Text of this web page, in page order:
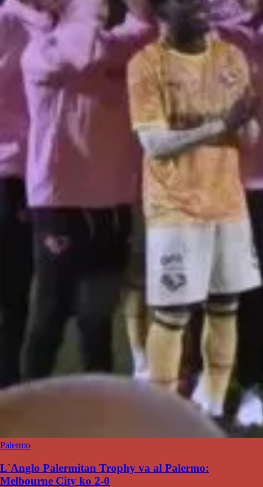
Palermo
L'Anglo Palermitan Trophy va al Palermo:
Melbourne City ko 2-0